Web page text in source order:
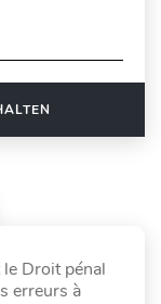
Droit pénal
erreurs à